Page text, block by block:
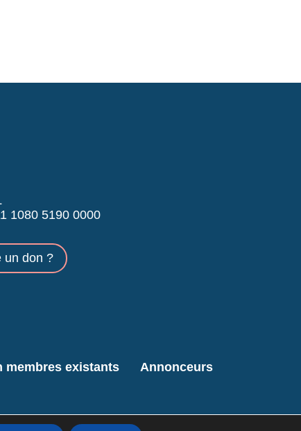
1080 5190 0000
un don ?
membres existants Annonceurs